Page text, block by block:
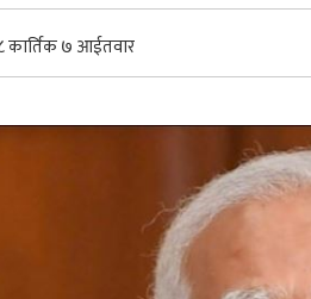
कार्तिक ७ आईतवार